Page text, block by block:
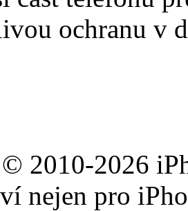
ochranu v
2010-2026
nejen pro